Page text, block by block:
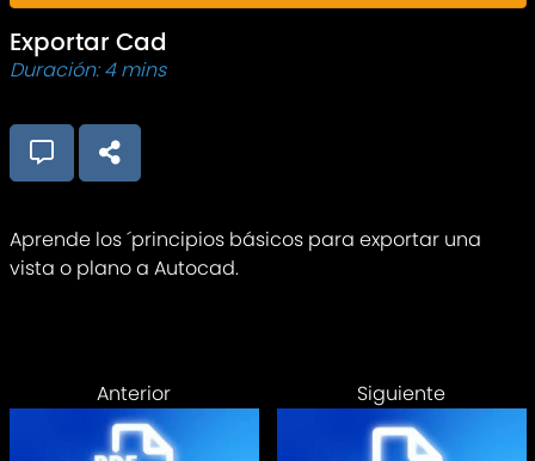
Exportar Cad
Duración: 4 mins
Aprende los ´principios básicos para exportar una
vista o plano a Autocad.
Anterior Siguiente